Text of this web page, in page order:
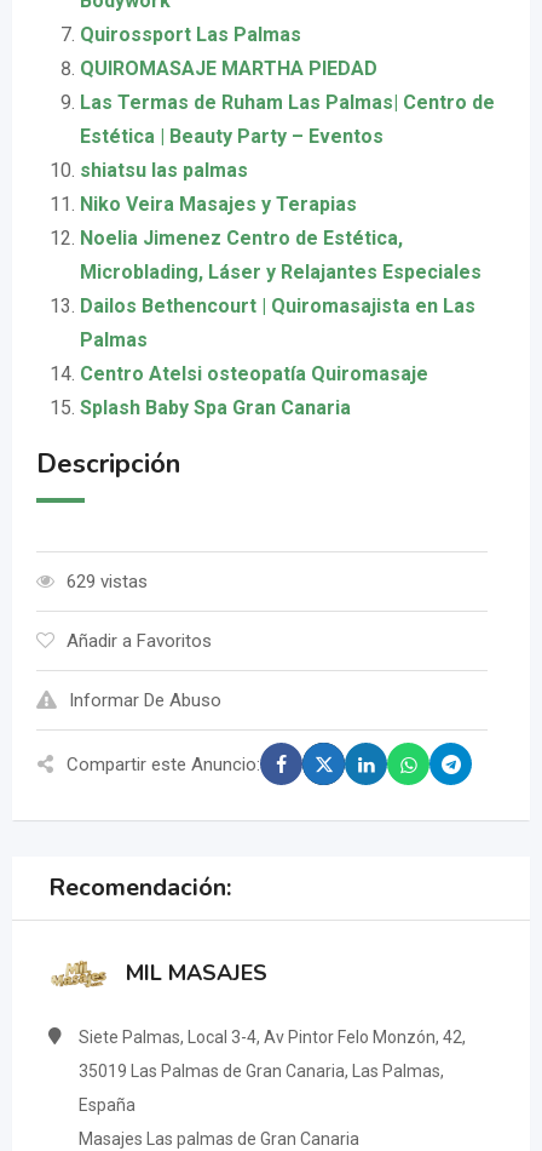
Quirossport Las Palmas
QUIROMASAJE MARTHA PIEDAD
Las Termas de Ruham Las Palmas| Centro de
Estética | Beauty Party – Eventos
shiatsu las palmas
Niko Veira Masajes y Terapias
Noelia Jimenez Centro de Estética,
Microblading, Láser y Relajantes Especiales
Dailos Bethencourt | Quiromasajista en Las
Palmas
Centro Atelsi osteopatía Quiromasaje
Splash Baby Spa Gran Canaria
Descripción
629 vistas
Añadir a Favoritos
Informar De Abuso
Compartir este Anuncio:
Recomendación:
MIL MASAJES
Siete Palmas, Local 3-4, Av Pintor Felo Monzón, 42,
35019 Las Palmas de Gran Canaria, Las Palmas,
España
Masajes Las palmas de Gran Canaria